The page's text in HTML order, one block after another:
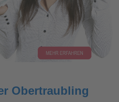
Obertraubling